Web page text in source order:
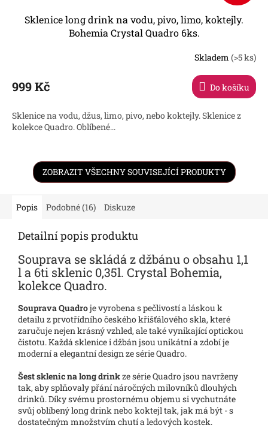
Sklenice long drink na vodu, pivo, limo, koktejly.
Bohemia Crystal Quadro 6ks.
produktu
je
z
5
Skladem(>5 ks)
999 Kč Do košíku
Sklenice na vodu, džus, limo, pivo, nebo koktejly. Sklenice z
kolekce Quadro. Oblíbené...
ZOBRAZIT VŠECHNY SOUVISEJÍCÍ PRODUKTY
Popis Podobné (16) Diskuze
Detailní popis produktu
Souprava se skládá z džbánu o obsahu 1,1
l a 6ti sklenic 0,35l. Crystal Bohemia,
kolekce Quadro.
Souprava Quadroje vyrobena s pečlivostí a láskou k
detailu z prvotřídního českého křišťálového skla, které
zaručuje nejen krásný vzhled, ale také vynikající optickou
čistotu. Každá sklenice i džbán jsou unikátní a zdobí je
moderní a elegantní design ze série Quadro.
Šest sklenic na long drinkze série Quadro jsou navrženy
tak, aby splňovaly přání náročných milovníků dlouhých
drinků. Díky svému prostornému objemu si vychutnáte
svůj oblíbený long drink nebo koktejl tak, jak má být - s
dostatečným množstvím chutí a ledových kostek.